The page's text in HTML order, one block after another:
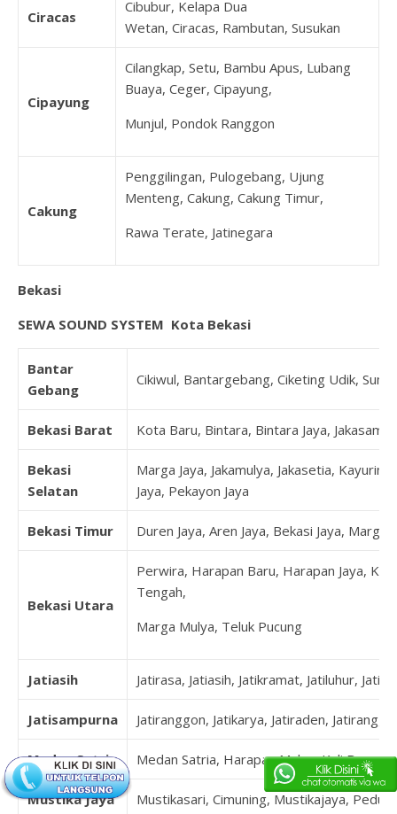
Ciracas
Cibubur, Kelapa Dua
Wetan, Ciracas, Rambutan, Susukan
Cipayung
Cilangkap, Setu, Bambu Apus, Lubang
Buaya, Ceger, Cipayung,
Munjul, Pondok Ranggon
Cakung
Penggilingan, Pulogebang, Ujung
Menteng, Cakung, Cakung Timur,
Rawa Terate, Jatinegara
Bekasi
SEWA SOUND SYSTEM Kota Bekasi
Bantar
Gebang
Cikiwul, Bantargebang, Ciketing Udik,
Bekasi Barat Kota Baru, Bintara, Bintara Jaya,
Bekasi
Selatan
Marga Jaya, Jakamulya, Jakasetia,
Jaya, Pekayon Jaya
Bekasi Timur Duren Jaya, Aren Jaya, Bekasi Jaya,
Bekasi Utara
Perwira, Harapan Baru, Harapan Jaya,
Tengah,
Marga Mulya, Teluk Pucung
Jatiasih Jatirasa, Jatiasih, Jatikramat, Jatiluhur,
Jatisampurna Jatiranggon, Jatikarya, Jatiraden,
Medan Satria Medan Satria, Harapan Mulya, Kali Baru,
Mustika Jaya Mustikasari, Cimuning, Mustikajaya,